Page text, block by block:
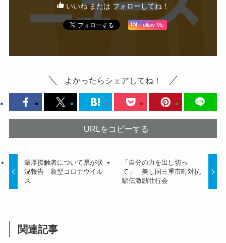
いいね または フォローしてね！
Follow Me
よかったらシェアしてね！
URLをコピーする
濃厚接触者について県が状
況報告 新型コロナウイル
ス
「自分の力を出し切っ
て」 美し国三重市町対抗
駅伝激励壮行会
関連記事